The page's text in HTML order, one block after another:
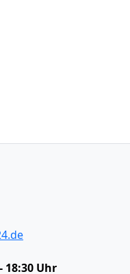
18:30 Uhr